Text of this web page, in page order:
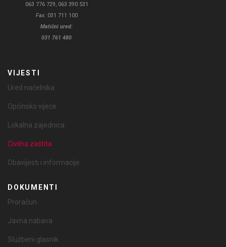
063 776 729, 063 390 531
Fax: 031 711 100
Matični ured:
031 761 480
VIJESTI
Ured načelnika
Općinsko vijeće
Lokalna zajednica
Civilna zaštita
Obavijesti i informacije
DOKUMENTI
Proračun
Javna nabava
Službeni glasnik